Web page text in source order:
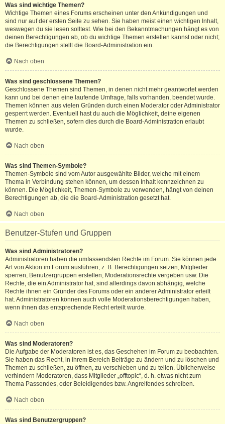
Was sind wichtige Themen?
Wichtige Themen eines Forums erscheinen unter den Ankündigungen und
sind nur auf der ersten Seite zu sehen. Sie haben meist einen wichtigen Inhalt,
weswegen du sie lesen solltest. Wie bei den Bekanntmachungen hängt es von
deinen Berechtigungen ab, ob du wichtige Themen erstellen kannst oder nicht;
die Berechtigungen stellt die Board-Administration ein.
Nach oben
Was sind geschlossene Themen?
Geschlossene Themen sind Themen, in denen nicht mehr geantwortet werden
kann und bei denen eine laufende Umfrage, falls vorhanden, beendet wurde.
Themen können aus vielen Gründen durch einen Moderator oder Administrator
gesperrt werden. Eventuell hast du auch die Möglichkeit, deine eigenen
Themen zu schließen, sofern dies durch die Board-Administration erlaubt
wurde.
Nach oben
Was sind Themen-Symbole?
Themen-Symbole sind vom Autor ausgewählte Bilder, welche mit einem
Thema in Verbindung stehen können, um dessen Inhalt kennzeichnen zu
können. Die Möglichkeit, Themen-Symbole zu verwenden, hängt von deinen
Berechtigungen ab, die die Board-Administration gesetzt hat.
Nach oben
Benutzer-Stufen und Gruppen
Was sind Administratoren?
Administratoren haben die umfassendsten Rechte im Forum. Sie können jede
Art von Aktion im Forum ausführen; z. B. Berechtigungen setzen, Mitglieder
sperren, Benutzergruppen erstellen, Moderationsrechte vergeben usw. Die
Rechte, die ein Administrator hat, sind allerdings davon abhängig, welche
Rechte ihnen ein Gründer des Forums oder ein anderer Administrator erteilt
hat. Administratoren können auch volle Moderationsberechtigungen haben,
wenn ihnen das entsprechende Recht erteilt wurde.
Nach oben
Was sind Moderatoren?
Die Aufgabe der Moderatoren ist es, das Geschehen im Forum zu beobachten.
Sie haben das Recht, in ihrem Bereich Beiträge zu ändern und zu löschen und
Themen zu schließen, zu öffnen, zu verschieben und zu teilen. Üblicherweise
verhindern Moderatoren, dass Mitglieder „offtopic“, d. h. etwas nicht zum
Thema Passendes, oder Beleidigendes bzw. Angreifendes schreiben.
Nach oben
Was sind Benutzergruppen?